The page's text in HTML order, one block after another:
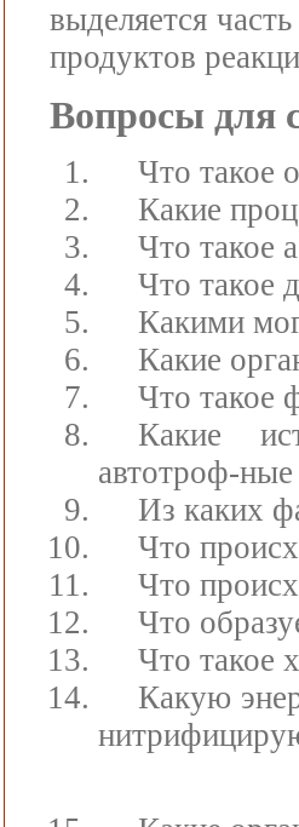
выделяется
продуктов
Вопросы для
Что такое
Какие
Что такое
Что такое
Какими
Какие
Что такое
Какие
автотроф-
Из каких
Что
Что
Что
Что такое
Какую